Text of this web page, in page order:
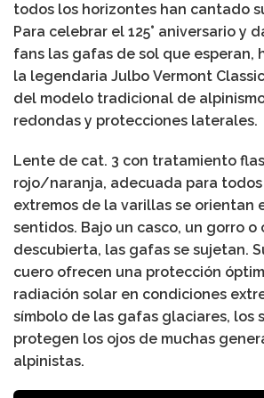
todos los horizontes han cantado
Para celebrar el 125° aniversario y
fans las gafas de sol que esperan,
la legendaria Julbo Vermont Classic
del modelo tradicional de
redondas y protecciones laterales.
Lente de cat. 3 con tratamiento
rojo/naranja, adecuada para todos
extremos de la varillas se orientan
sentidos. Bajo un casco, un gorro o
descubierta, las gafas se sujetan.
cuero ofrecen una protección
radiación solar en condiciones
símbolo de las gafas glaciares, los
protegen los ojos de muchas
alpinistas.